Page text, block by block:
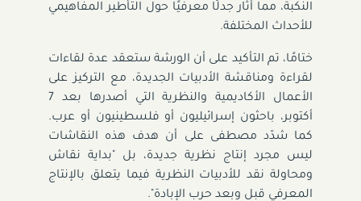
النكبة، مما أثار جدلًا معرفيًا حول التأطير المفاهيمي
للأحداث المختلفة.
ختامًا، تم التأكيد على أن الورشة ستعقد عدة لقاءات
لقراءة ومناقشة الأدبيات الجديدة، مع التركيز على
الأعمال الأكاديمية والنظرية التي أصدرها بعد 7
أكتوبر، باحثون إسرائيليون أو فلسطينيون أو عرب.
كما شدّد مصطفى على أن هدف هذه النقاشات
ليس مجرد إنتاج نظرية جديدة، بل "بداية نقاش
ومحاولة نقد للأدبيات النظرية فيما يتعلق بالإنتاج
المعرفي قبل وبعد حرب الإبادة".